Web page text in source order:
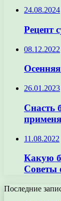
24.08.2024
Рецепт
08.12.2022
26.01.2023
Снасть
11.08.2022
Какую
Советы
Последние